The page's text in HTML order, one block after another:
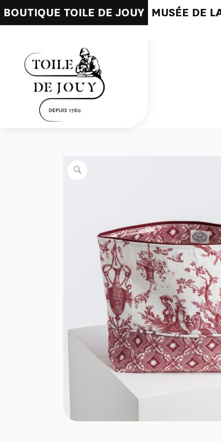
BOUTIQUE TOILE DE JOUY MUSÉE DE